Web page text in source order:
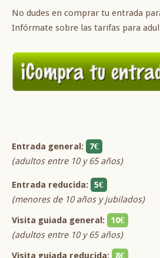
No dudes en comprar tu entrada
Infórmate sobre las tarifas para
Entrada general:
7€
(adultos entre 10 y 65 años)
Entrada reducida: 5€
(menores de 10 años y jubilados)
Visita guiada general:
10€
(adultos entre 10 y 65 años)
Visita guiada reducida:
8€